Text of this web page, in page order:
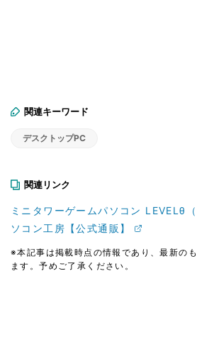
関連キーワード
デスクトップPC
関連リンク
ミニタワーゲームパソコン LEVELθ
ソコン工房【公式通販】
※本記事は掲載時点の情報であり、最新の
ます。予めご了承ください。